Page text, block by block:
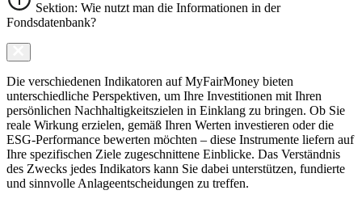
Sektion: Wie nutzt man die Informationen in der
Fondsdatenbank?
Die verschiedenen Indikatoren auf MyFairMoney bieten
unterschiedliche Perspektiven, um Ihre Investitionen mit Ihren
persönlichen Nachhaltigkeitszielen in Einklang zu bringen. Ob Sie
reale Wirkung erzielen, gemäß Ihren Werten investieren oder die
ESG-Performance bewerten möchten – diese Instrumente liefern auf
Ihre spezifischen Ziele zugeschnittene Einblicke. Das Verständnis
des Zwecks jedes Indikators kann Sie dabei unterstützen, fundierte
und sinnvolle Anlageentscheidungen zu treffen.